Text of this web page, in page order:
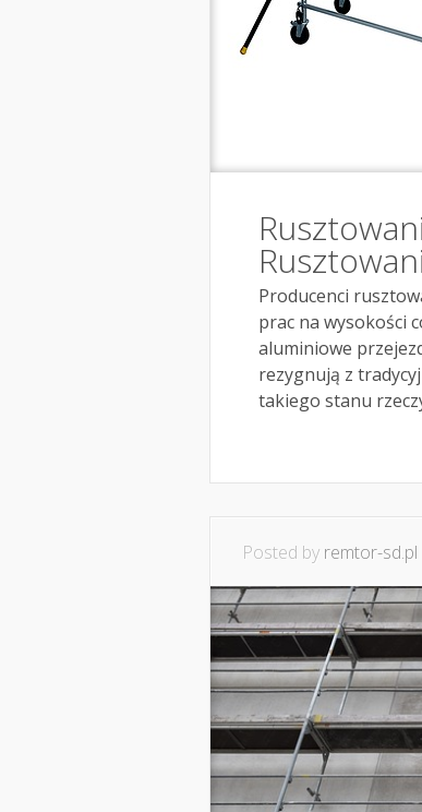
Producenci
prac na wysokości
aluminiowe
rezygnują z
takiego stanu
Posted by remtor-sd.pl